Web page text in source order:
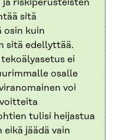
riskiperusteisten
sitä
osin kuin
sitä edellyttää.
ei
osalle
voi
tulisi heijastua
jäädä vain